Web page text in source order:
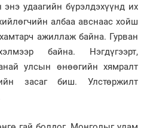
удаагийн бүрэлдэхүүнд их
албаа авснаас хойш
ажиллаж байна. Гурван
байна. Нэгдүгээрт,
улсын өнөөгийн хямралт
засаг биш. Улстөржилт